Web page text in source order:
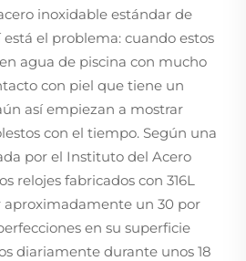
inoxidable estándar de
el problema: cuando estos
agua de piscina con mucho
con piel que tiene un
así empiezan a mostrar
con el tiempo. Según una
por el Instituto del Acero
relojes fabricados con 316L
aproximadamente un 30 por
en su superficie
diariamente durante unos 18